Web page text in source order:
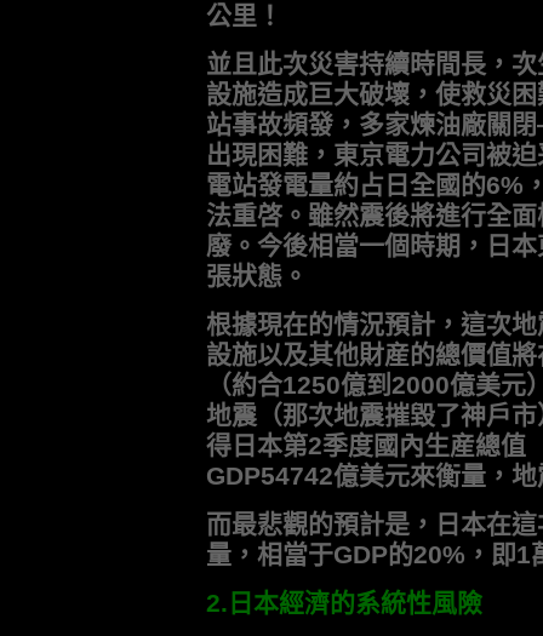
公里！
並且此次災害持續時間長，
設施造成巨大破壞，使救災
站事故頻發，多家煉油廠關
出現困難，東京電力公司被
電站發電量約占日全國的6%
法重啓。雖然震後將進行全
廢。今後相當一個時期，日
張狀態。
根據現在的情況預計，這次
設施以及其他財産的總價值
（約合1250億到2000億美
地震（那次地震摧毀了神戶
得日本第2季度國內生産總值
GDP54742億美元來衡量，
而最悲觀的預計是，日本在
量，相當于GDP的20%，即1
2.日本經濟的系統性風險